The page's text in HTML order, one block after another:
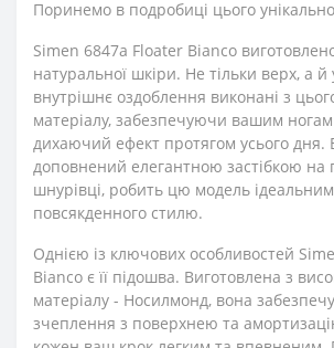
Поринемо в подробиці цього
Simen 6847a Floater Bianco
натуральної шкіри. Не тільки верх, а й
внутрішнє оздоблення виконані з
матеріалу, забезпечуючи вашим
дихаючий ефект протягом усього дня.
доповнений елегантною застібкою на
шнурівці, робить цю модель
повсякденного стилю.
Однією із ключових особливостей
Bianco є її підошва. Виготовлена з
матеріалу - Носилмонд, вона
зчеплення з поверхнею та